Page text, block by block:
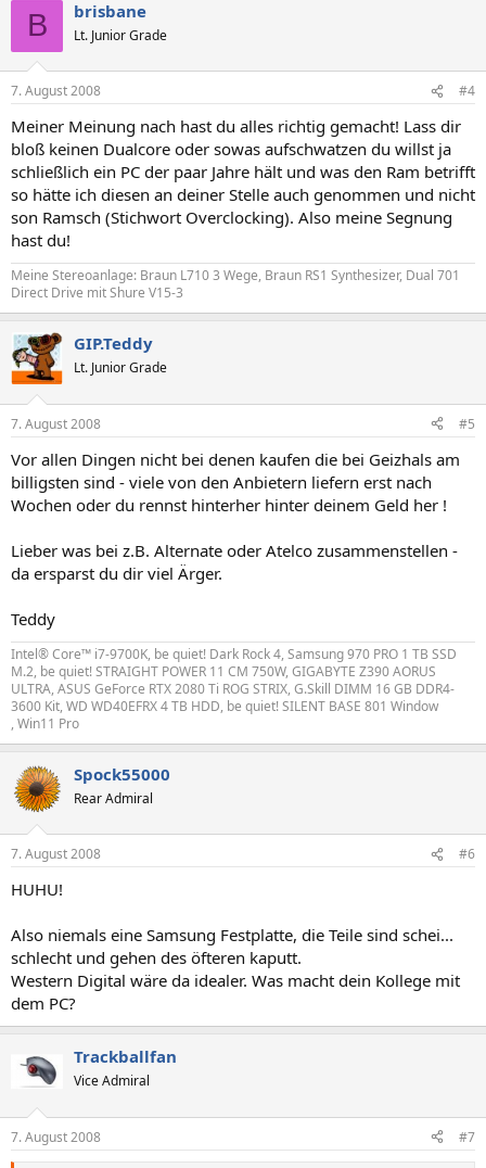
B brisbane
Lt. Junior Grade
7. August 2008 #4
Meiner Meinung nach hast du alles richtig gemacht! Lass dir
bloß keinen Dualcore oder sowas aufschwatzen du willst ja
schließlich ein PC der paar Jahre hält und was den Ram betrifft
so hätte ich diesen an deiner Stelle auch genommen und nicht
son Ramsch (Stichwort Overclocking). Also meine Segnung
hast du!
Meine Stereoanlage: Braun L710 3 Wege, Braun RS1 Synthesizer, Dual 701
Direct Drive mit Shure V15-3
GIP.Teddy
Lt. Junior Grade
7. August 2008 #5
Vor allen Dingen nicht bei denen kaufen die bei Geizhals am
billigsten sind - viele von den Anbietern liefern erst nach
Wochen oder du rennst hinterher hinter deinem Geld her !
Lieber was bei z.B. Alternate oder Atelco zusammenstellen -
da ersparst du dir viel Ärger.
Teddy
Intel® Core™ i7-9700K, be quiet! Dark Rock 4, Samsung 970 PRO 1 TB SSD
M.2, be quiet! STRAIGHT POWER 11 CM 750W, GIGABYTE Z390 AORUS
ULTRA, ASUS GeForce RTX 2080 Ti ROG STRIX, G.Skill DIMM 16 GB DDR4-
3600 Kit, WD WD40EFRX 4 TB HDD, be quiet! SILENT BASE 801 Window
, Win11 Pro
Spock55000
Rear Admiral
7. August 2008 #6
HUHU!
Also niemals eine Samsung Festplatte, die Teile sind schei...
schlecht und gehen des öfteren kaputt.
Western Digital wäre da idealer. Was macht dein Kollege mit
dem PC?
Trackballfan
Vice Admiral
7. August 2008 #7